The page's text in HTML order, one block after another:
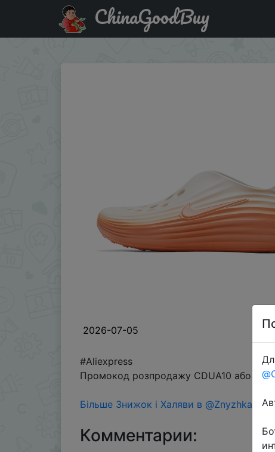
Промокод на скидку :CDUA10 Nike Men's Shoes for
ChinaGoodBuy
2026-07-05
#Aliexpress
Промокод розпродажу CDUA10 або
Більше Знижок і Халяви в @ZnyzhkaUA
Комментарии: